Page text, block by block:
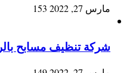
مارس 27, 2022 153
شركة تنظيف مسابح